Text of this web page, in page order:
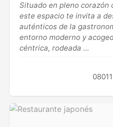
Situado en pleno corazón
este espacio te invita a
auténticos de la
entorno moderno y
céntrica, rodeada ...